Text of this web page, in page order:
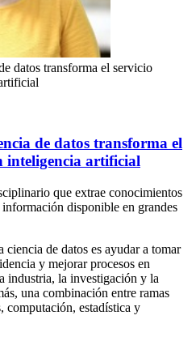
datos transforma el servicio
de datos transforma el
inteligencia artificial
que extrae conocimientos
disponible en grandes
de datos es ayudar a tomar
y mejorar procesos en
industria, la investigación y la
una combinación entre ramas
computación, estadística y